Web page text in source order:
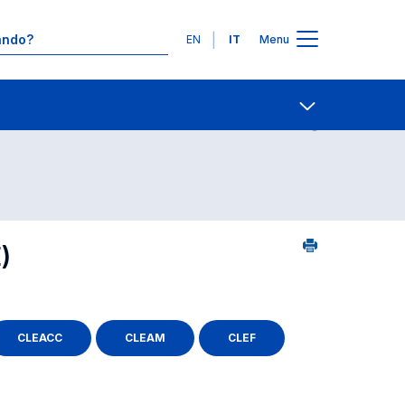
Lingue
EN IT Menu
Ricerca insegnamenti in ordine alfabetico Contatti
CLEACC CLEAM CLEF